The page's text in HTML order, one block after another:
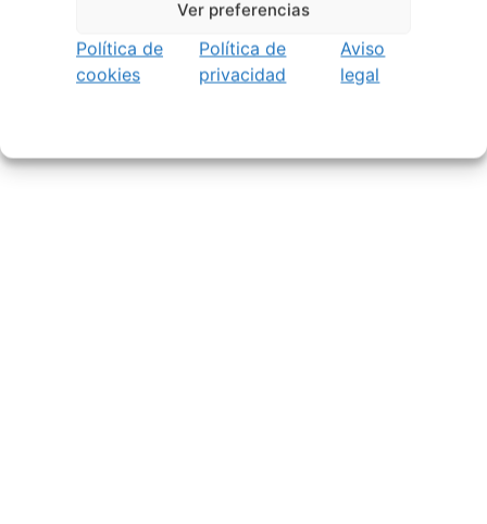
Ver preferencias
Política de
cookies
Política de
privacidad
Aviso
legal